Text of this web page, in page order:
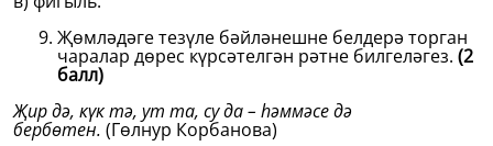
Җөмләдәге тезүле бәйләнешне белдерә торган
чаралар дөрес күрсәтелгән рәтне билгеләгез. (2
балл)
Җир дә, күк тә, ут та, су да – һәммәсе дә
бербөтен. (Гөлнур Корбанова)